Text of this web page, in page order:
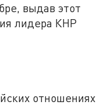
выдав этот
лидера КНР
отношениях